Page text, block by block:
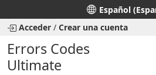
Seleccione su idioma
Español
Acceder / Crear una cuenta
Errors Codes
Ultimate